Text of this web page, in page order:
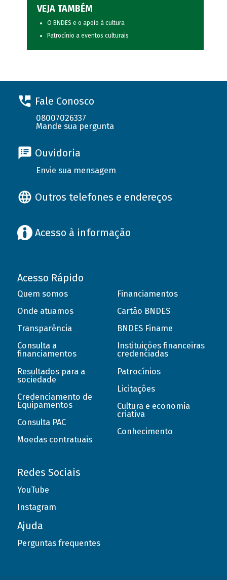
VEJA TAMBÉM
O BNDES e o apoio à cultura
Patrocínio a eventos culturais
Fale Conosco
08007026337
Mande sua pergunta
Ouvidoria
Envie sua mensagem
Outros telefones e endereços
Acesso à informação
Acesso Rápido
Quem somos
Onde atuamos
Transparência
Consulta a
financiamentos
Resultados para a
sociedade
Credenciamento de
Equipamentos
Consulta PAC
Moedas contratuais
Financiamentos
Cartão BNDES
BNDES Finame
Instituições financeiras
credenciadas
Patrocínios
Licitações
Cultura e economia
criativa
Conhecimento
Redes Sociais
YouTube
Instagram
Ajuda
Perguntas frequentes